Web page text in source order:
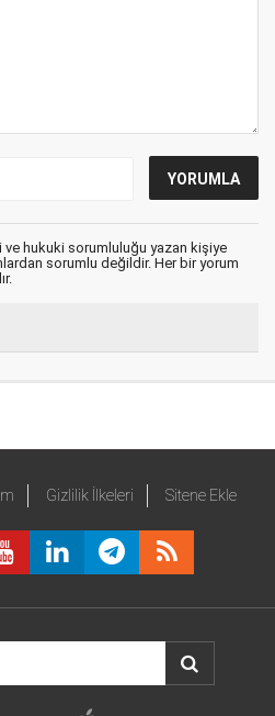
ve hukuki sorumluluğu yazan kişiye
sorumlu değildir. Her bir yorum
Gizlilik İlkeleri Sitene Ekle